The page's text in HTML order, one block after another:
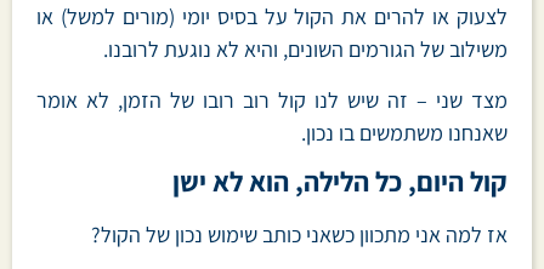
לצעוק או להרים את הקול על בסיס יומי (מורים למשל) או
משילוב של הגורמים השונים, והיא לא נוגעת לרובנו.
מצד שני – זה שיש לנו קול רוב רובו של הזמן, לא אומר
שאנחנו משתמשים בו נכון.
קול היום, כל הלילה, הוא לא ישן
אז למה אני מתכוון כשאני כותב שימוש נכון של הקול?